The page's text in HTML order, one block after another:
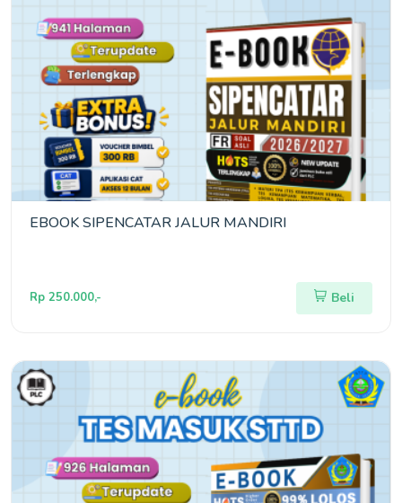
EBOOK SIPENCATAR JALUR MANDIRI
Rp 250.000,- Beli